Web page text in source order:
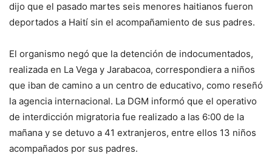
dijo que el pasado martes seis menores haitianos fueron
deportados a Haití sin el acompañamiento de sus padres.
El organismo negó que la detención de indocumentados,
realizada en La Vega y Jarabacoa, correspondiera a niños
que iban de camino a un centro de educativo, como reseñó
la agencia internacional. La DGM informó que el operativo
de interdicción migratoria fue realizado a las 6:00 de la
mañana y se detuvo a 41 extranjeros, entre ellos 13 niños
acompañados por sus padres.